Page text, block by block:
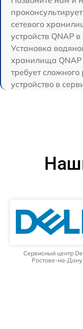
сетевого
устройств QNAP
Установка
хранилища QNAP
требует
устройство в
Сервисный центр
Ростове-на-Дону